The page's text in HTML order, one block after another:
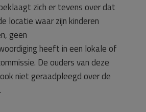
zich er tevens over dat
locatie waar zijn kinderen
geen
heeft in een lokale of
De ouders van deze
niet geraadpleegd over de